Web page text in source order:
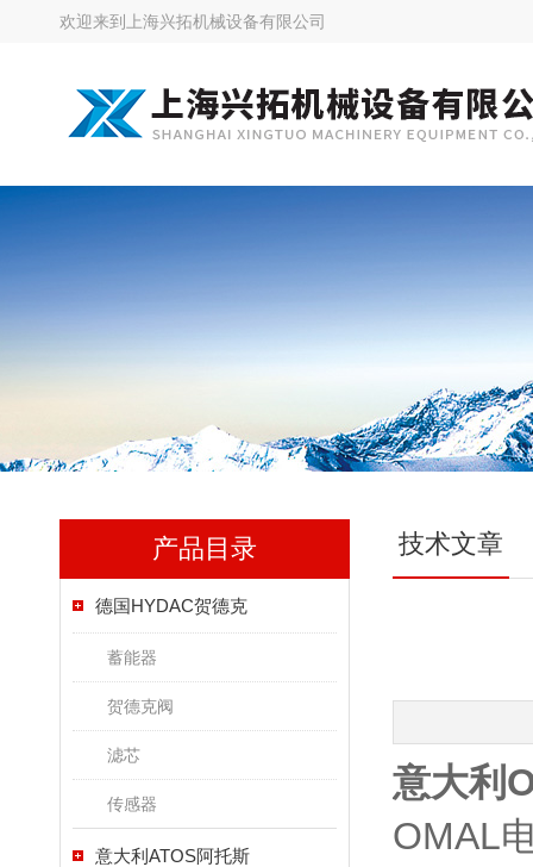
欢迎来到 上海兴拓机械设备有限公司
产品目录
德国HYDAC贺德克
蓄能器
贺德克阀
滤芯
传感器
意大利ATOS阿托斯
技术文章
意大利
OMAL